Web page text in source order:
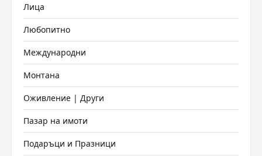
Лица
Любопитно
Международни
Монтана
Оживление | Други
Пазар на имоти
Подаръци и Празници